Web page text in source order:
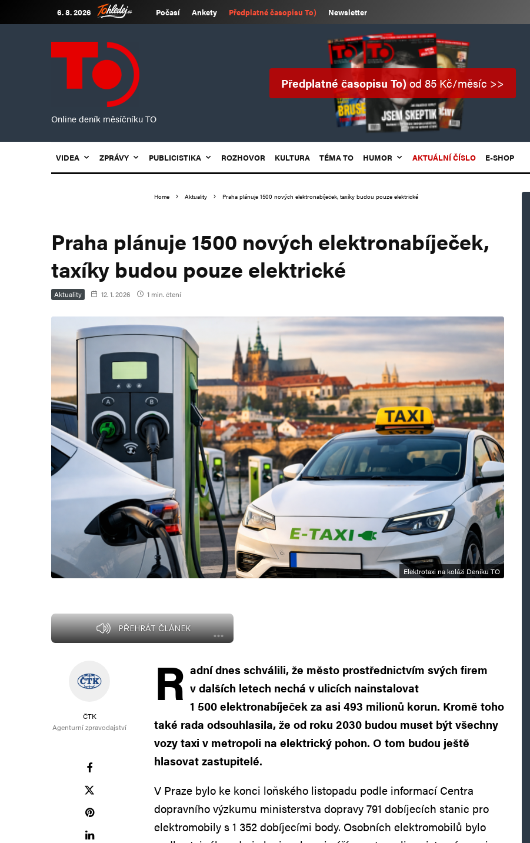
6. 8. 2026 Počasí Ankety Předplatné časopisu To) Newsletter
Online deník měsíčníku TO
Předplatné časopisu To)od 85 Kč/měsíc >>
VIDEA ZPRÁVY PUBLICISTIKA ROZHOVOR KULTURA TÉMA TO HUMOR AKTUÁLNÍ ČÍSLO E-SHOP
Home Aktuality Praha plánuje 1500 nových elektronabíječek, taxíky budou pouze elektrické
Praha plánuje 1500 nových elektronabíječek,
taxíky budou pouze elektrické
Aktuality 12. 1. 2026 1 min. čtení
Elektrotaxi na koláži Deníku TO
PŘEHRÁT ČLÁNEK
ČTK
Agenturní zpravodajství
R adní dnes schválili, že město prostřednictvím svých firem
v dalších letech nechá v ulicích nainstalovat
1 500 elektronabíječek za asi 493 milionů korun. Kromě toho
také rada odsouhlasila, že od roku 2030 budou muset být všechny
vozy taxi v metropoli na elektrický pohon. O tom budou ještě
hlasovat zastupitelé.
V Praze bylo ke konci loňského listopadu podle informací Centra
dopravního výzkumu ministerstva dopravy 791 dobíjecích stanic pro
elektromobily s 1 352 dobíjecími body. Osobních elektromobilů bylo